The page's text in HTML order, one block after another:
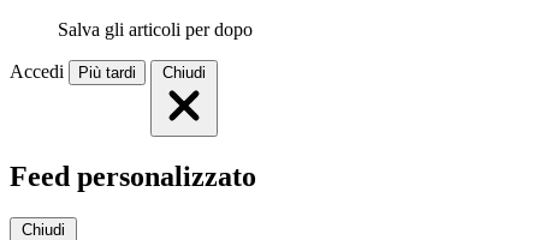
Salva gli articoli per dopo
Accedi Più tardi Chiudi
Feed personalizzato
Chiudi